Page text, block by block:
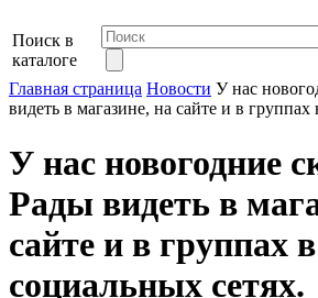
Поиск в
каталоге
Главная страница Новости У нас
видеть в магазине, на сайте и в группах
У нас новогодние
Рады видеть в
сайте и в группах в
социальных сетях.